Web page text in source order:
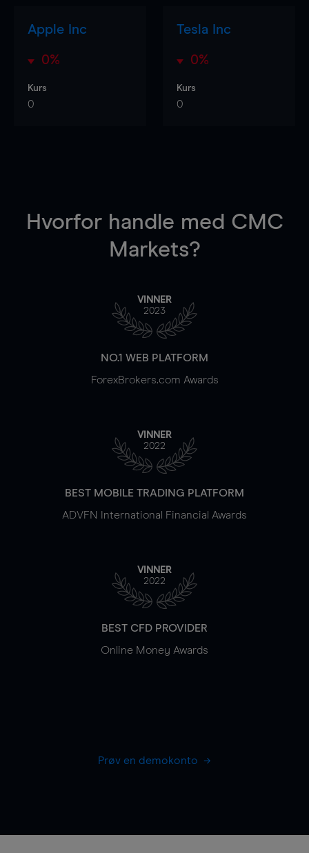
Apple Inc
0%
Kurs
0
Tesla Inc
0%
Kurs
0
Hvorfor handle med CMC
Markets?
VINNER
2023
NO.1 WEB PLATFORM
ForexBrokers.com Awards
VINNER
2022
BEST MOBILE TRADING PLATFORM
ADVFN International Financial Awards
VINNER
2022
BEST CFD PROVIDER
Online Money Awards
Prøv en demokonto